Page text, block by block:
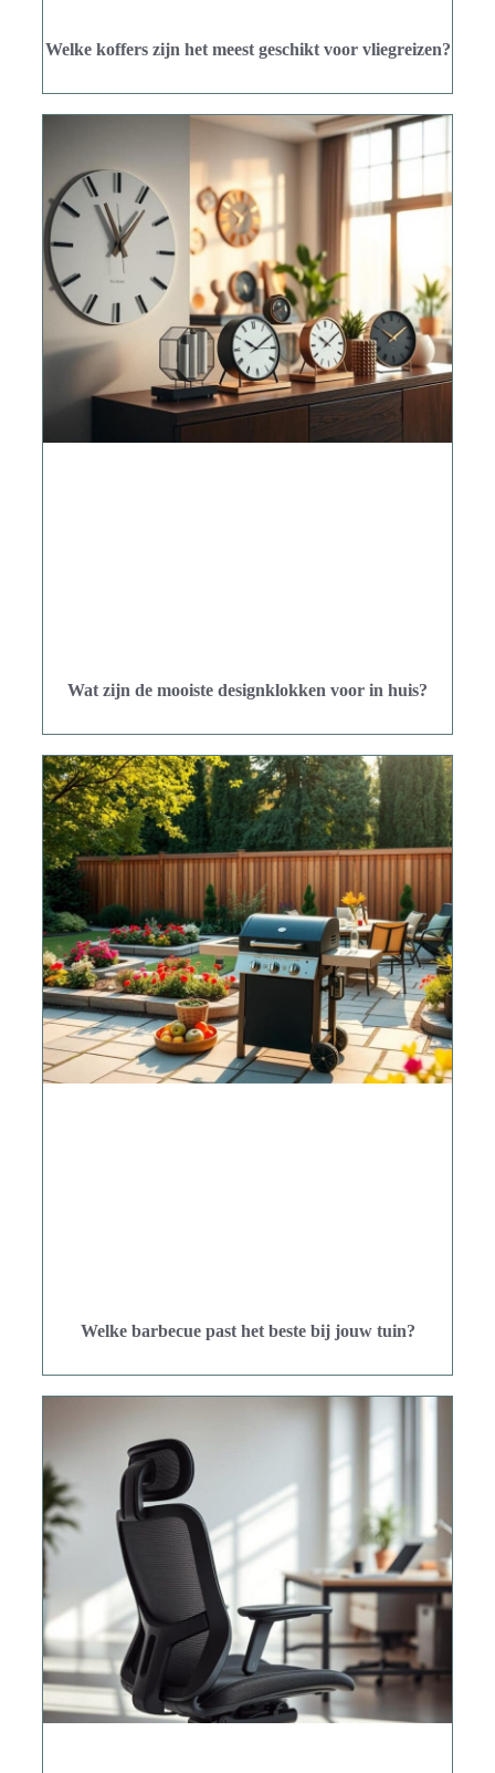
Welke koffers zijn het meest geschikt voor vliegreizen?
Wat zijn de mooiste designklokken voor in huis?
Welke barbecue past het beste bij jouw tuin?